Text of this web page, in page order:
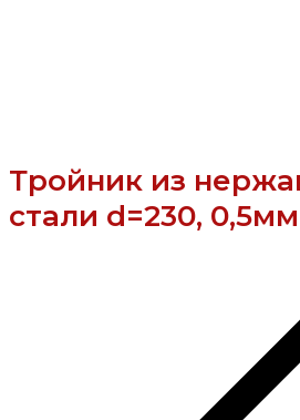
Тройник из
стали d=230, 0,5мм